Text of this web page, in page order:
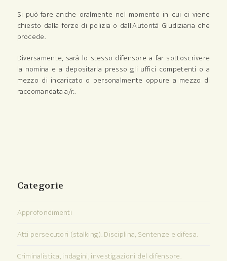
Si può fare anche oralmente nel momento in cui ci viene
chiesto dalla forze di polizia o dall’Autorità Giudiziaria che
procede.
Diversamente, sarà lo stesso difensore a far sottoscrivere
la nomina e a depositarla presso gli uffici competenti o a
mezzo di incaricato o personalmente oppure a mezzo di
raccomandata a/r..
Categorie
Approfondimenti
Atti persecutori (stalking). Disciplina, Sentenze e difesa.
Criminalistica, indagini, investigazioni del difensore.